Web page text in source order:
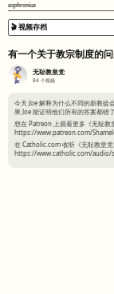
sophronius
🎬 视频存档
有一个关于教宗制度的
无耻教皇党
84 个视频
今天 Joe 解释为什么不同的新教徒
果 Joe 能证明他们所有的答案都错
想在 Patreon 上观看更多《无耻教
https://www.patreon.com/
在 Catholic.com 收听《无耻教皇党
https://www.catholic.com/audio/